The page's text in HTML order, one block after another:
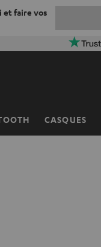
et faire vos
CASQUES